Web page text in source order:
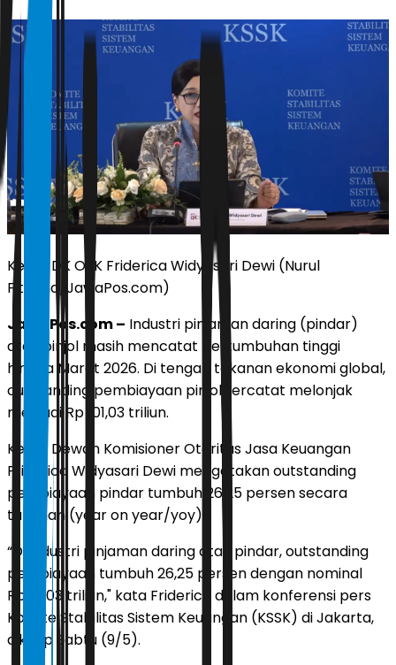
Ketua DK OJK Friderica Widyasari Dewi (Nurul
Fitriana/JawaPos.com)
JawaPos.com – Industri pinjaman daring (pindar)
atau pinjol masih mencatat pertumbuhan tinggi
hingga Maret 2026. Di tengah tekanan ekonomi global,
outstanding pembiayaan pinjol tercatat melonjak
menjadi Rp 101,03 triliun.
Ketua Dewan Komisioner Otoritas Jasa Keuangan
Friderica Widyasari Dewi mengatakan outstanding
pembiayaan pindar tumbuh 26,25 persen secara
tahunan (year on year/yoy).
“Di industri pinjaman daring atau pindar, outstanding
pembiayaan tumbuh 26,25 persen dengan nominal
Rp101,03 triliun," kata Friderica dalam konferensi pers
Komite Stabilitas Sistem Keuangan (KSSK) di Jakarta,
dikutip Sabtu (9/5).